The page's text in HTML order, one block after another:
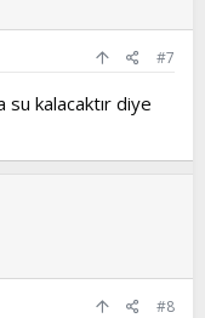
#7
su kalacaktır diye
#8